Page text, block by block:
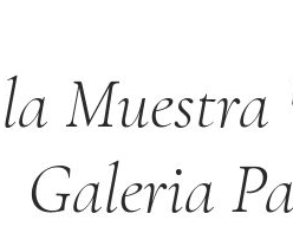
Muestra
Galeria